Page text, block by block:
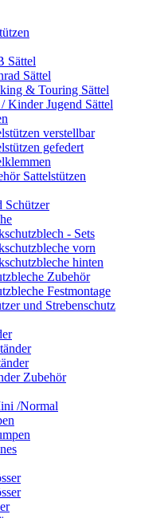
Sättel
Sättel
& Touring Sättel
Kinder Jugend Sättel
verstellbar
gefedert
Sattelstützen
Schützer
- Sets
vorn
hinten
Zubehör
Festmontage
und Strebenschutz
Zubehör
/Normal